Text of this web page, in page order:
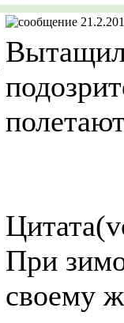
Вытащил
При
своему